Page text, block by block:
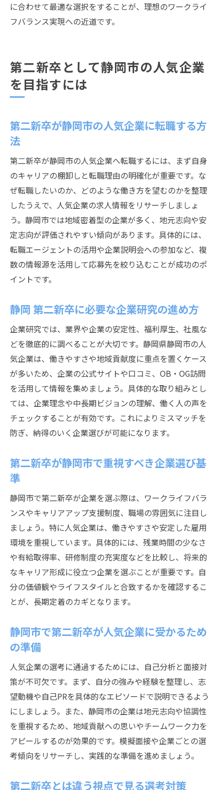
に合わせて最適な選択をすることが、理想のワークライ
フバランス実現への近道です。
第二新卒として静岡市の人気企業
を目指すには
第二新卒が静岡市の人気企業に転職する方
法
第二新卒が静岡市の人気企業へ転職するには、まず自身
のキャリアの棚卸しと転職理由の明確化が重要です。な
ぜ転職したいのか、どのような働き方を望むのかを整理
したうえで、人気企業の求人情報をリサーチしましょ
う。静岡市では地域密着型の企業が多く、地元志向や安
定志向が評価されやすい傾向があります。具体的には、
転職エージェントの活用や企業説明会への参加など、複
数の情報源を活用して応募先を絞り込むことが成功のポ
イントです。
静岡 第二新卒に必要な企業研究の進め方
企業研究では、業界や企業の安定性、福利厚生、社風な
どを徹底的に調べることが大切です。静岡県静岡市の人
気企業は、働きやすさや地域貢献度に重点を置くケース
が多いため、企業の公式サイトや口コミ、OB・OG訪問
を活用して情報を集めましょう。具体的な取り組みとし
ては、企業理念や中長期ビジョンの理解、働く人の声を
チェックすることが有効です。これによりミスマッチを
防ぎ、納得のいく企業選びが可能になります。
第二新卒が静岡市で重視すべき企業選び基
準
静岡市で第二新卒が企業を選ぶ際は、ワークライフバラ
ンスやキャリアアップ支援制度、職場の雰囲気に注目し
ましょう。特に人気企業は、働きやすさや安定した雇用
環境を重視しています。具体的には、残業時間の少なさ
や有給取得率、研修制度の充実度などを比較し、将来的
なキャリア形成に役立つ企業を選ぶことが重要です。自
分の価値観やライフスタイルと合致するかを確認するこ
とが、長期定着のカギとなります。
静岡市で第二新卒が人気企業に受かるため
の準備
人気企業の選考に通過するためには、自己分析と面接対
策が不可欠です。まず、自分の強みや経験を整理し、志
望動機や自己PRを具体的なエピソードで説明できるよう
にしましょう。また、静岡市の企業は地元志向や協調性
を重視するため、地域貢献への思いやチームワーク力を
アピールするのが効果的です。模擬面接や企業ごとの選
考傾向をリサーチし、実践的な準備を進めましょう。
第二新卒とは違う視点で見る選考対策